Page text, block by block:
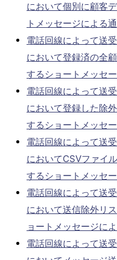
において個別に顧客
トメッセージによる
電話回線によって送
において登録済の全
するショートメッセ
電話回線によって送
において登録した除
するショートメッセ
電話回線によって送
においてCSVファイ
するショートメッセ
電話回線によって送
において送信除外リ
ョートメッセージに
電話回線によって送